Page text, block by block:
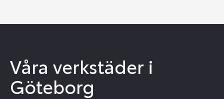
Våra verkstäder i
Göteborg